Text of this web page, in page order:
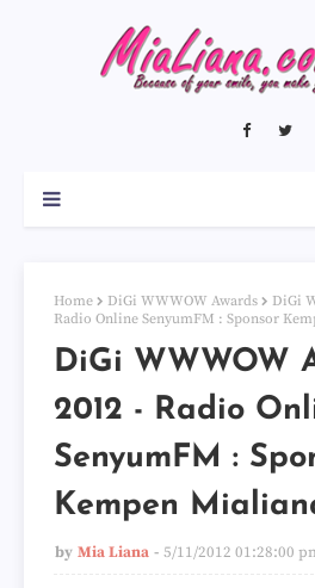
Home DiGi WWWOW Awards
DiGi
Radio Online SenyumFM : Sponsor
DiGi WWWOW
2012 - Radio
SenyumFM :
Kempen
by Mia Liana 5/11/2012 01:28:00